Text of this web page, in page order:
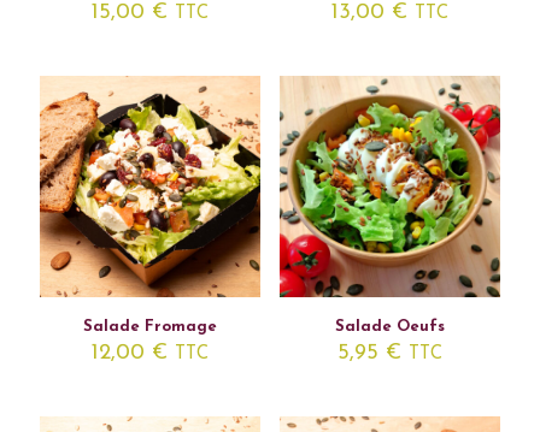
15,00 € TTC 13,00 € TTC
Salade Fromage
12,00 € TTC
Salade Oeufs
5,95 € TTC